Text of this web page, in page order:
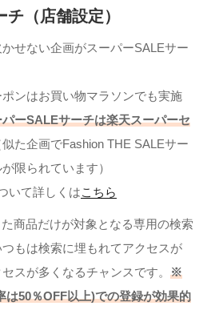
（店舗設定）
せない企画がスーパーSALEサー
ンはお買い物マラソンでも実施
パーSALEサーチは楽天スーパーセ
た企画でFashion THE SALEサー
限られています）
いて詳しくはこちら
商品だけが対象となる専用の検索
もは検索に埋もれてアクセスが
スが多くなるチャンスです。 ※
は50％OFF以上)での登録が効果的